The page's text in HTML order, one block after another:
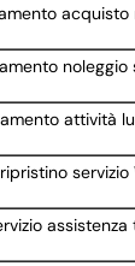
acquisto
noleggio
attività
servizio